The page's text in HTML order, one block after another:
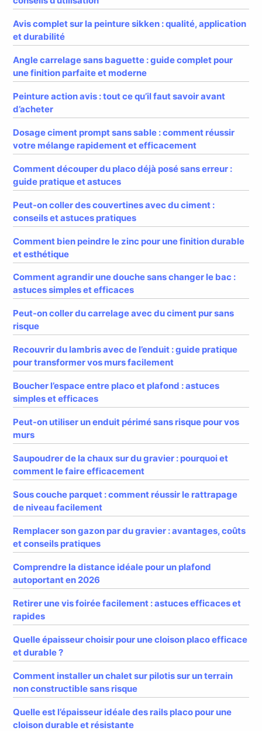
Avis complet sur la peinture sikken : qualité, application
et durabilité
Angle carrelage sans baguette : guide complet pour
une finition parfaite et moderne
Peinture action avis : tout ce qu’il faut savoir avant
d’acheter
Dosage ciment prompt sans sable : comment réussir
votre mélange rapidement et efficacement
Comment découper du placo déjà posé sans erreur :
guide pratique et astuces
Peut-on coller des couvertines avec du ciment :
conseils et astuces pratiques
Comment bien peindre le zinc pour une finition durable
et esthétique
Comment agrandir une douche sans changer le bac :
astuces simples et efficaces
Peut-on coller du carrelage avec du ciment pur sans
risque
Recouvrir du lambris avec de l’enduit : guide pratique
pour transformer vos murs facilement
Boucher l’espace entre placo et plafond : astuces
simples et efficaces
Peut-on utiliser un enduit périmé sans risque pour vos
murs
Saupoudrer de la chaux sur du gravier : pourquoi et
comment le faire efficacement
Sous couche parquet : comment réussir le rattrapage
de niveau facilement
Remplacer son gazon par du gravier : avantages, coûts
et conseils pratiques
Comprendre la distance idéale pour un plafond
autoportant en 2026
Retirer une vis foirée facilement : astuces efficaces et
rapides
Quelle épaisseur choisir pour une cloison placo efficace
et durable ?
Comment installer un chalet sur pilotis sur un terrain
non constructible sans risque
Quelle est l’épaisseur idéale des rails placo pour une
cloison durable et résistante